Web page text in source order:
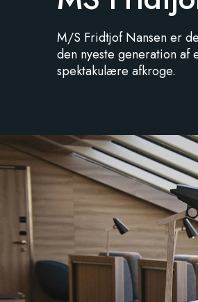
M/S Fridtjof Nansen er
den nyeste generation af
spektakulære afkroge.